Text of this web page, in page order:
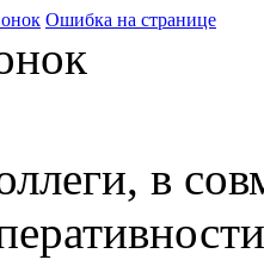
Ошибка на странице
в